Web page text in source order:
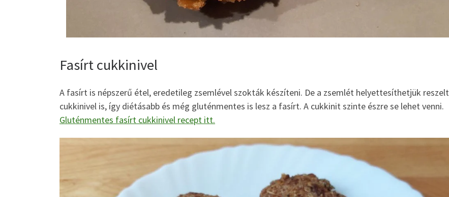
Fasírt cukkinivel
A fasírt is népszerű étel, eredetileg zsemlével szokták készíteni. De a zsemlét helyettesíthetjük reszelt
cukkinivel is, így diétásabb és még gluténmentes is lesz a fasírt. A cukkinit szinte észre se lehet venni.
Gluténmentes fasírt cukkinivel recept itt.